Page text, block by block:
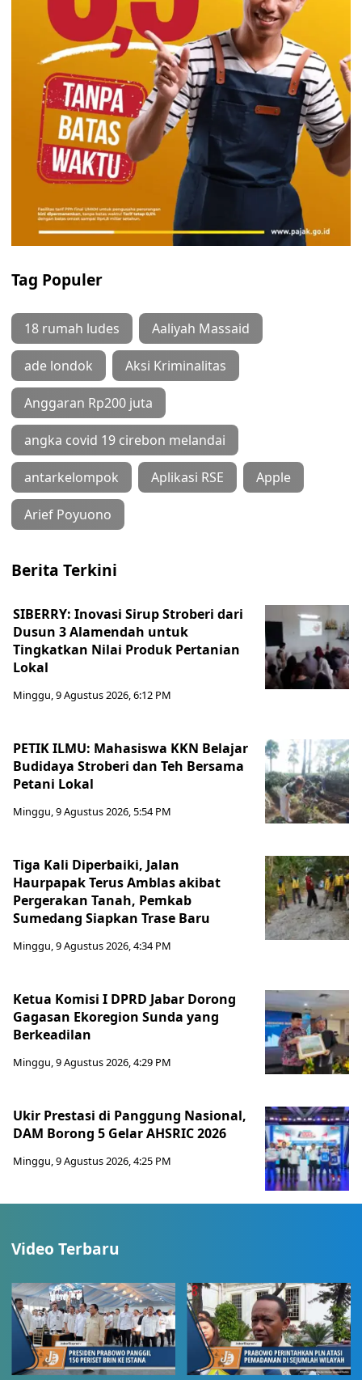
Tag Populer
18 rumah ludes Aaliyah Massaid
ade londok Aksi Kriminalitas
Anggaran Rp200 juta
angka covid 19 cirebon melandai
antarkelompok Aplikasi RSE Apple
Arief Poyuono
Berita Terkini
SIBERRY: Inovasi Sirup Stroberi dari
Dusun 3 Alamendah untuk
Tingkatkan Nilai Produk Pertanian
Lokal
Minggu, 9 Agustus 2026, 6:12 PM
PETIK ILMU: Mahasiswa KKN Belajar
Budidaya Stroberi dan Teh Bersama
Petani Lokal
Minggu, 9 Agustus 2026, 5:54 PM
Tiga Kali Diperbaiki, Jalan
Haurpapak Terus Amblas akibat
Pergerakan Tanah, Pemkab
Sumedang Siapkan Trase Baru
Minggu, 9 Agustus 2026, 4:34 PM
Ketua Komisi I DPRD Jabar Dorong
Gagasan Ekoregion Sunda yang
Berkeadilan
Minggu, 9 Agustus 2026, 4:29 PM
Ukir Prestasi di Panggung Nasional,
DAM Borong 5 Gelar AHSRIC 2026
Minggu, 9 Agustus 2026, 4:25 PM
Video Terbaru